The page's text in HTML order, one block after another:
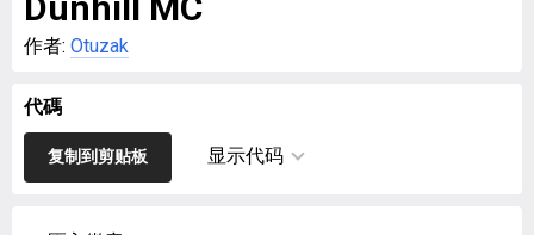
作者: Otuzak
代碼
复制到剪贴板 显示代码